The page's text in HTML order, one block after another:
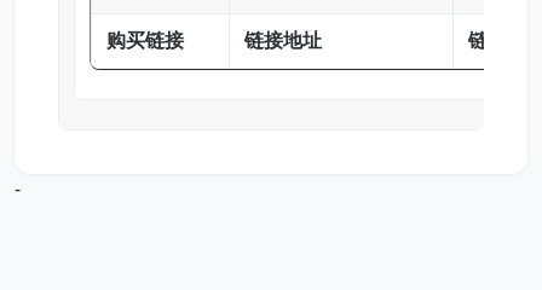
购买链接 链接地址 链接地
-